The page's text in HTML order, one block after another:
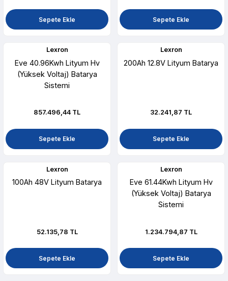
Sepete Ekle Sepete Ekle
Lexron
Eve 40.96Kwh Lityum Hv
(Yüksek Voltaj) Batarya
Sistemi
857.496,44 TL
Sepete Ekle
Lexron
200Ah 12.8V Lityum Batarya
32.241,87 TL
Sepete Ekle
Lexron
100Ah 48V Lityum Batarya
52.135,78 TL
Sepete Ekle
Lexron
Eve 61.44Kwh Lityum Hv
(Yüksek Voltaj) Batarya
Sistemi
1.234.794,87 TL
Sepete Ekle